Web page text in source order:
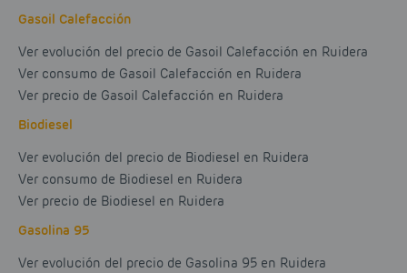
Gasoil Calefacción
Ver evolución del precio de Gasoil Calefacción en Ruidera
Ver consumo de Gasoil Calefacción en Ruidera
Ver precio de Gasoil Calefacción en Ruidera
Biodiesel
Ver evolución del precio de Biodiesel en Ruidera
Ver consumo de Biodiesel en Ruidera
Ver precio de Biodiesel en Ruidera
Gasolina 95
Ver evolución del precio de Gasolina 95 en Ruidera